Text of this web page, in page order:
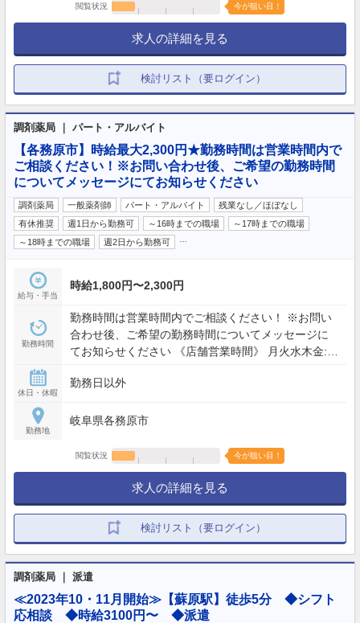
閲覧状況 今が狙い目！
求人の詳細を見る
検討リスト（要ログイン）
調剤薬局 ｜ パート・アルバイト
【各務原市】時給最大2,300円★勤務時間は営業時間内で
ご相談ください！※お問い合わせ後、ご希望の勤務時間
についてメッセージにてお知らせください
調剤薬局 一般薬剤師 パート・アルバイト
残業なし／ほぼなし
有休推奨
週1日から勤務可 ～16時までの職場
～17時までの職場
～18時までの職場
週2日から勤務可
給与・手当
時給1,800円〜2,300円
勤務時間
勤務時間は営業時間内でご相談ください！ ※お問い
合わせ後、ご希望の勤務時間についてメッセージに
てお知らせください 《店舗営業時間》 月火水木金:
休日・休暇
勤務日以外
勤務地
岐阜県各務原市
閲覧状況 今が狙い目！
求人の詳細を見る
検討リスト（要ログイン）
調剤薬局 ｜ 派遣
≪2023年10・11月開始≫【蘇原駅】徒歩5分 ◆シフト
応相談 ◆時給3100円〜 ◆派遣